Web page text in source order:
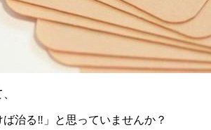
ば治る‼︎」と思っていませんか？